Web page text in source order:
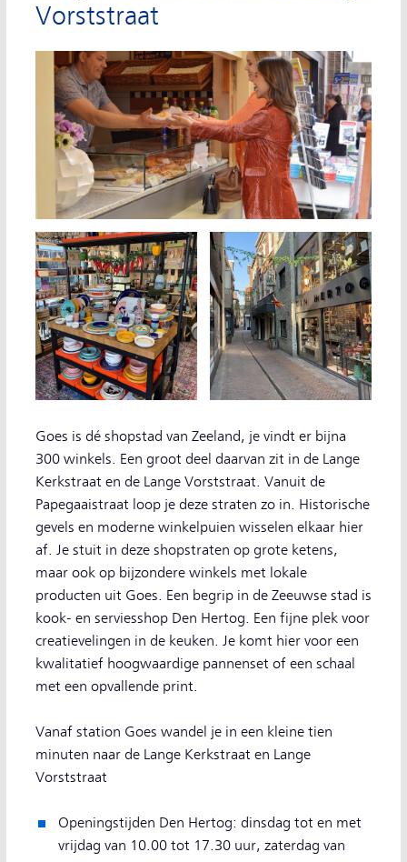
Vorststraat
Goes is dé shopstad van Zeeland, je vindt er bijna
300 winkels. Een groot deel daarvan zit in de Lange
Kerkstraat en de Lange Vorststraat. Vanuit de
Papegaaistraat loop je deze straten zo in. Historische
gevels en moderne winkelpuien wisselen elkaar hier
af. Je stuit in deze shopstraten op grote ketens,
maar ook op bijzondere winkels met lokale
producten uit Goes. Een begrip in de Zeeuwse stad is
kook- en serviesshop Den Hertog. Een fijne plek voor
creatievelingen in de keuken. Je komt hier voor een
kwalitatief hoogwaardige pannenset of een schaal
met een opvallende print.
Vanaf station Goes wandel je in een kleine tien
minuten naar de Lange Kerkstraat en Lange
Vorststraat
Openingstijden Den Hertog: dinsdag tot en met
vrijdag van 10.00 tot 17.30 uur, zaterdag van